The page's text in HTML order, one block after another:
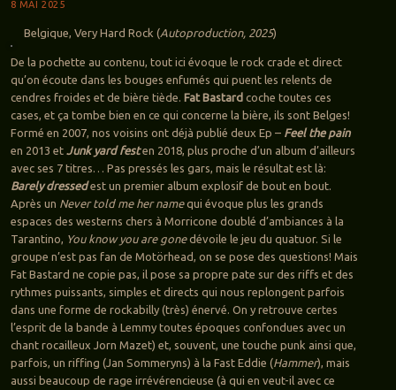
8 MAI 2025
Belgique, Very Hard Rock (Autoproduction, 2025)
De la pochette au contenu, tout ici évoque le rock crade et direct
qu’on écoute dans les bouges enfumés qui puent les relents de
cendres froides et de bière tiède. Fat Bastardcoche toutes ces
cases, et ça tombe bien en ce qui concerne la bière, ils sont Belges!
Formé en 2007, nos voisins ont déjà publié deux Ep – Feel the pain
en 2013 et Junk yard festen 2018, plus proche d’un album d’ailleurs
avec ses 7 titres… Pas pressés les gars, mais le résultat est là:
Barely dressedest un premier album explosif de bout en bout.
Après un Never told me her namequi évoque plus les grands
espaces des westerns chers à Morricone doublé d’ambiances à la
Tarantino,
You know you are gonedévoile le jeu du quatuor. Si le
groupe n’est pas fan de Motörhead, on se pose des questions! Mais
Fat Bastard ne copie pas, il pose sa propre pate sur des riffs et des
rythmes puissants, simples et directs qui nous replongent parfois
dans une forme de rockabilly (très) énervé. On y retrouve certes
l’esprit de la bande à Lemmy toutes époques confondues avec un
chant rocailleux Jorn Mazet) et, souvent, une touche punk ainsi que,
parfois, un riffing (Jan Sommeryns) à la Fast Eddie (Hammer), mais
aussi beaucoup de rage irrévérencieuse (à qui en veut-il avec ce